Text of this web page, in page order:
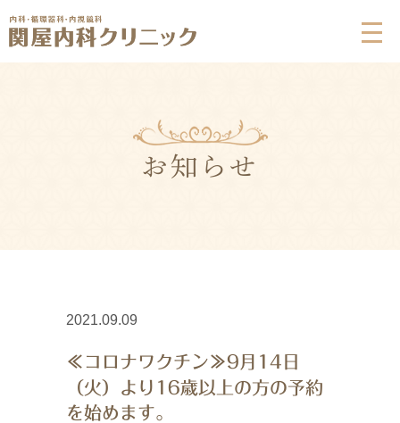
お知らせ
2021.09.09
≪コロナワクチン≫9月14日
（火）より16歳以上の方の予約
を始めます。